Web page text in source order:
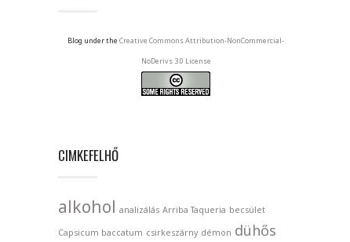
Blog under the Creative Commons Attribution-NonCommercial-
NoDerivs 3.0 License
CIMKEFELHŐ
alkohol analizálás Arriba Taqueria becsület
Capsicum baccatum csirkeszárny démon dühős